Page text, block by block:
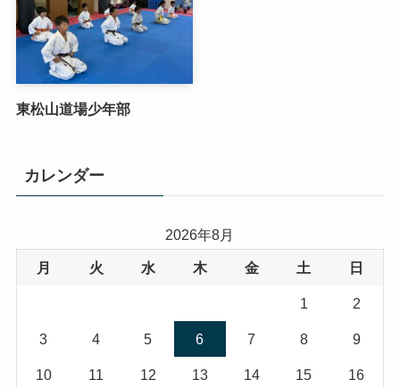
東松山道場少年部
カレンダー
2026年8月
月 火 水 木 金 土 日
1 2
3 4 5 6 7 8 9
10 11 12 13 14 15 16